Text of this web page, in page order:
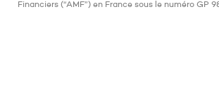
Financiers (“AMF”) en France sous le numéro GP